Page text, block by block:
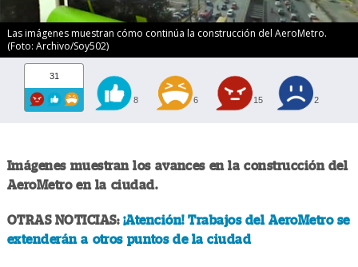
Las imágenes muestran cómo continúa la construcción del AeroMetro.
(Foto: Archivo/Soy502)
31
8 6 15 2
Imágenes muestran los avances en la construcción del
AeroMetro en la ciudad.
OTRAS NOTICIAS: ¡Atención! Trabajos del AeroMetro se
extenderán a otros puntos de la ciudad